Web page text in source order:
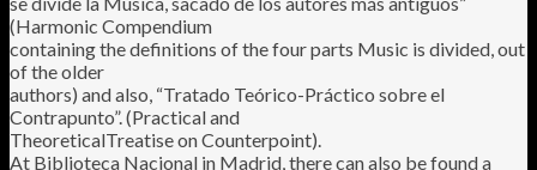
(Harmonic Compendium
containing the definitions of the four parts Music is divided, out
of the older
authors) and also, “Tratado Teórico-Práctico sobre el
Contrapunto”. (Practical and
TheoreticalTreatise on Counterpoint).
At Biblioteca Nacional in Madrid, there can also be found a